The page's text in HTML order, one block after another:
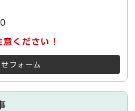
ください！
フォーム